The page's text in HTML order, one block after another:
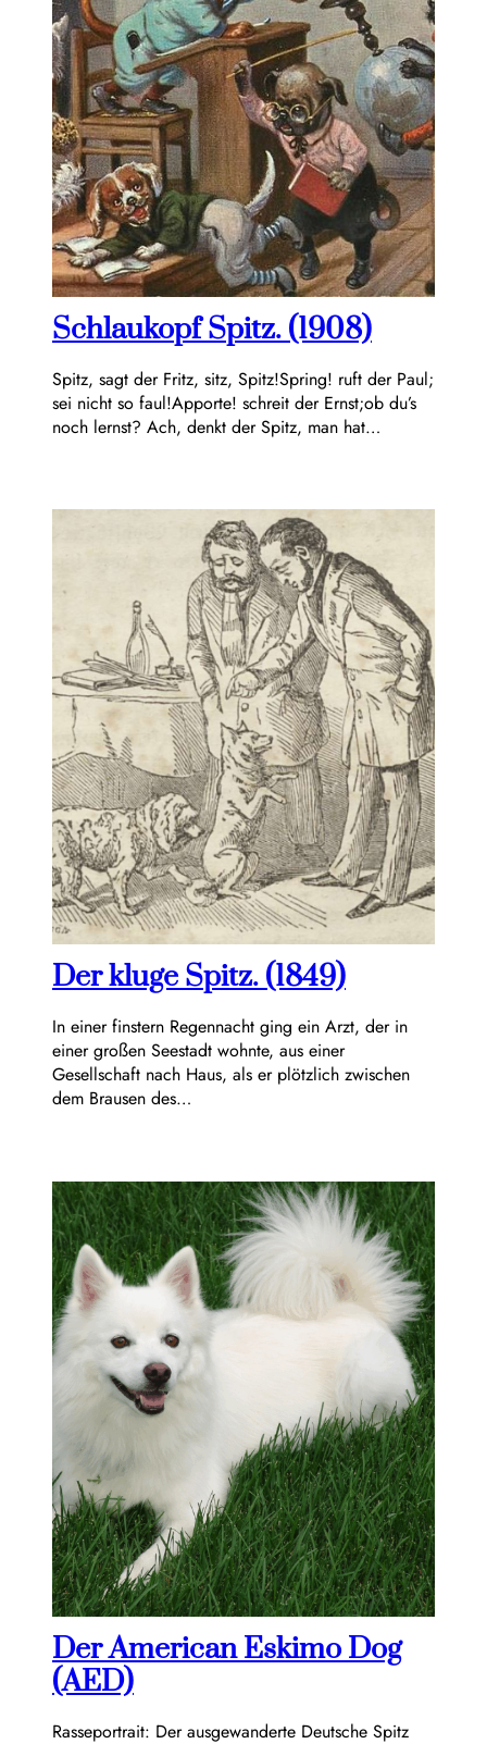
Schlaukopf Spitz. (1908)
Spitz, sagt der Fritz, sitz, Spitz!Spring! ruft der Paul;
sei nicht so faul!Apporte! schreit der Ernst;ob du’s
noch lernst? Ach, denkt der Spitz, man hat…
Der kluge Spitz. (1849)
In einer finstern Regennacht ging ein Arzt, der in
einer großen Seestadt wohnte, aus einer
Gesellschaft nach Haus, als er plötzlich zwischen
dem Brausen des…
Der American Eskimo Dog
(AED)
Rasseportrait: Der ausgewanderte Deutsche Spitz